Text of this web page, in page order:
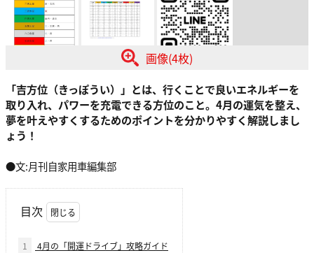
画像(4枚)
「吉方位（きっぽうい）」とは、行くことで良いエネルギーを
取り入れ、パワーを充電できる方位のこと。4月の運気を整え、
夢を叶えやすくするためのポイントを分かりやすく解説しまし
ょう！
●文:月刊自家用車編集部
目次
1 4月の「開運ドライブ」攻略ガイド